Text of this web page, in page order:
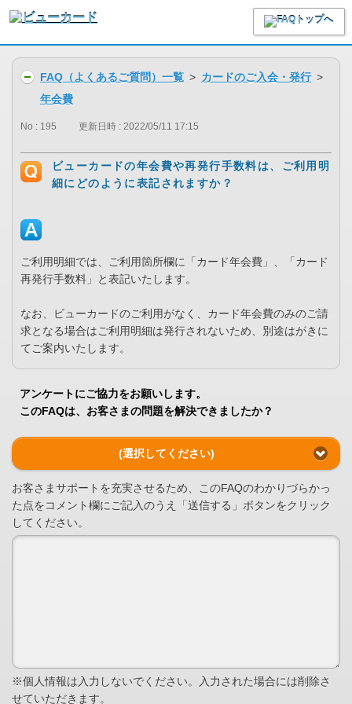
FAQ（よくあるご質問）一覧 > カードのご入会・発行 >
年会費
No : 195 更新日時 : 2022/05/11 17:15
ビューカードの年会費や再発行手数料は、ご利用明
細にどのように表記されますか？
ご利用明細では、ご利用箇所欄に「カード年会費」、「カード
再発行手数料」と表記いたします。
なお、ビューカードのご利用がなく、カード年会費のみのご請
求となる場合はご利用明細は発行されないため、別途はがきに
てご案内いたします。
アンケートにご協力をお願いします。
このFAQは、お客さまの問題を解決できましたか？
(選択してください)
お客さまサポートを充実させるため、このFAQのわかりづらかっ
た点をコメント欄にご記入のうえ「送信する」ボタンをクリック
してください。
※個人情報は入力しないでください。入力された場合には削除さ
せていただきます。